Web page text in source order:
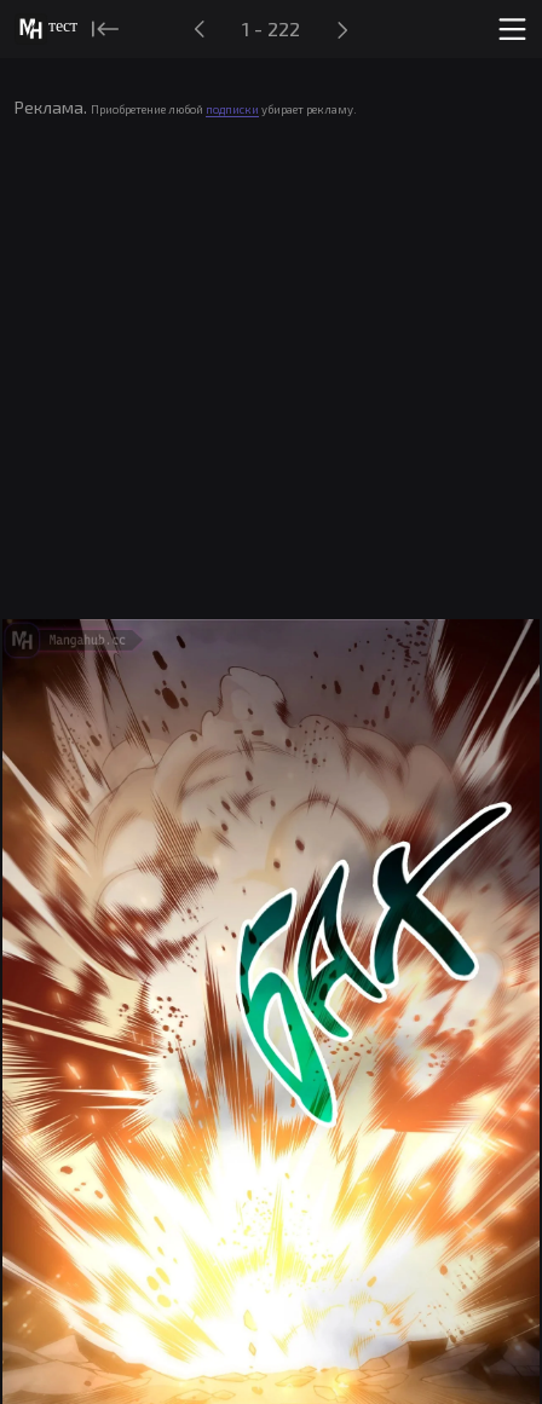
тест 1 - 222
Реклама. Приобретение любой подписки убирает рекламу.